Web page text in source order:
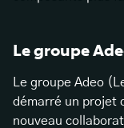
Le groupe
Le groupe Adeo
démarré un projet
nouveau